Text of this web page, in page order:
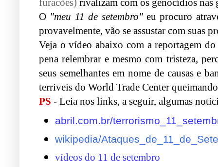
O "meu 11 de setembro"eu procuro
provavelmente, vão se assustar com suas
Veja o vídeo abaixo com a reportagem
pena relembrar e mesmo com tristeza,
seus semelhantes em nome de causas e
terríveis do World Trade Center
PS - Leia nos links, a seguir, algumas
abril.com.br/
wikipedia/
vídeos do 11 de setembro